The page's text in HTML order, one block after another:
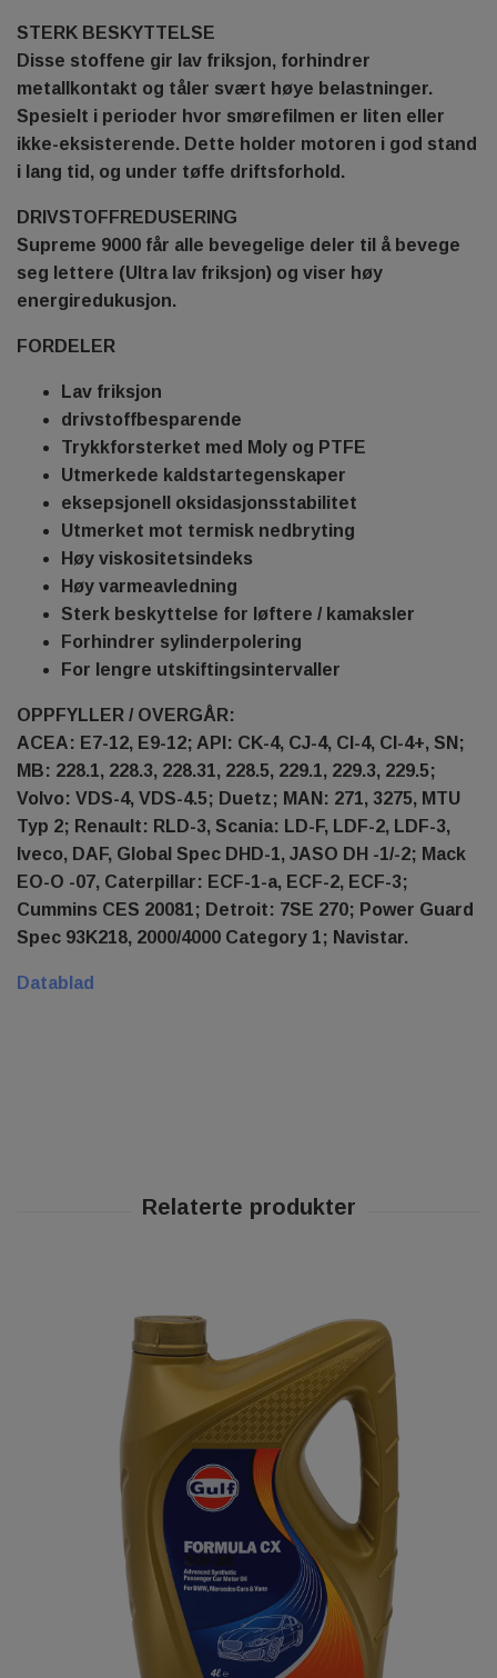
STERK BESKYTTELSE
Disse stoffene gir lav friksjon, forhindrer
metallkontakt og tåler svært høye belastninger.
Spesielt i perioder hvor smørefilmen er liten eller
ikke-eksisterende. Dette holder motoren i god stand
i lang tid, og under tøffe driftsforhold.
DRIVSTOFFREDUSERING
Supreme 9000 får alle bevegelige deler til å bevege
seg lettere (Ultra lav friksjon) og viser høy
energiredukusjon.
FORDELER
Lav friksjon
drivstoffbesparende
Trykkforsterket med Moly og PTFE
Utmerkede kaldstartegenskaper
eksepsjonell oksidasjonsstabilitet
Utmerket mot termisk nedbryting
Høy viskositetsindeks
Høy varmeavledning
Sterk beskyttelse for løftere / kamaksler
Forhindrer sylinderpolering
For lengre utskiftingsintervaller
OPPFYLLER / OVERGÅR:
ACEA: E7-12, E9-12; API: CK-4, CJ-4, CI-4, CI-4+, SN;
MB: 228.1, 228.3, 228.31, 228.5, 229.1, 229.3, 229.5;
Volvo: VDS-4, VDS-4.5; Duetz; MAN: 271, 3275, MTU
Typ 2; Renault: RLD-3, Scania: LD-F, LDF-2, LDF-3,
Iveco, DAF, Global Spec DHD-1, JASO DH -1/-2; Mack
EO-O -07, Caterpillar: ECF-1-a, ECF-2, ECF-3;
Cummins CES 20081; Detroit: 7SE 270; Power Guard
Spec 93K218, 2000/4000 Category 1; Navistar.
Datablad